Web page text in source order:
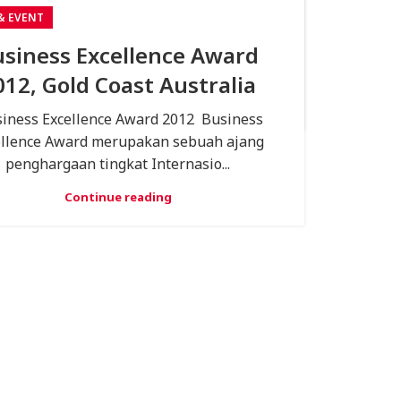
Hari Natal 2017 Asal Mula Peringatan
- Peringatan hari kelahiran Yesus tidak
menjadi perintah Kristus untuk dilak...
EVENT
Excellence Award
Gold Coast Australia
Excellence Award 2012 Business
Award merupakan sebuah ajang
penghargaan tingkat Internasio...
Continue reading